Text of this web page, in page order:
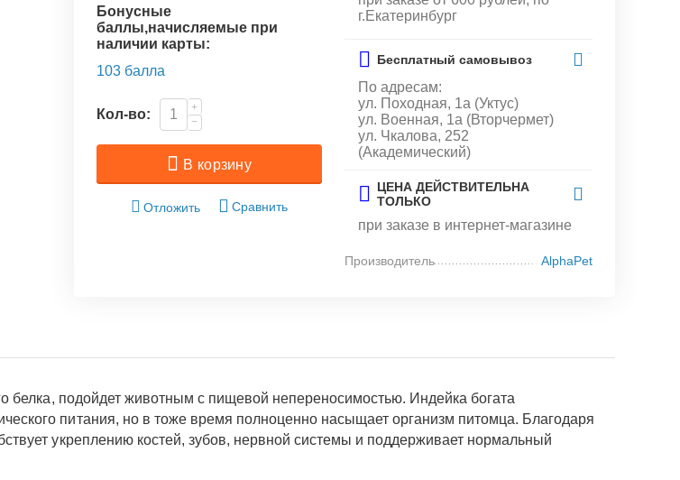
Бонусные
баллы,начисляемые при
наличии карты:
103 балла
Кол-во:
+
−
В корзину
Отложить Сравнить
г.Екатеринбург
Бесплатный самовывоз
По адресам:
ул. Походная, 1а (Уктус)
ул. Военная, 1а (Вторчермет)
ул. Чкалова, 252
(Академический)
ЦЕНА ДЕЙСТВИТЕЛЬНА
ТОЛЬКО
при заказе в интернет-магазине
Производитель AlphaPet
белка, подойдет животным с пищевой непереносимостью. Индейка богата
питания, но в тоже время полноценно насыщает организм питомца. Благодаря
укреплению костей, зубов, нервной системы и поддерживает нормальный